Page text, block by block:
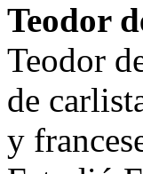
Teodor
Teodor
de
y